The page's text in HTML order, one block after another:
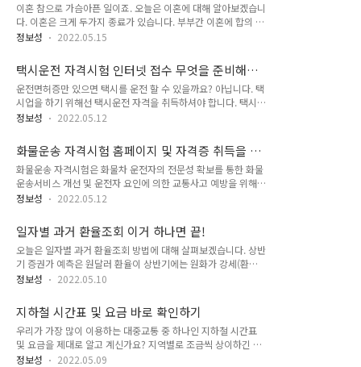
이혼 참으로 가슴아픈 일이죠. 오늘은 이혼에 대해 알아보겠습니
다. 이혼은 크게 두가지 종료가 있습니다. 부부간 이혼에 합의 후
진행하는 협의이혼과 합의가 이뤄지지 않는 경우 재판상 이혼을
문에 어느 한사람의 일방적인 청구에 의해 법원재판까지 가는 경
우가 많습니다. 어떻든 이러한 일을 겪고 있는 당사자들에겐 가
슴 아픈 일이 아닐 수 없습니다. 1. 협의이혼 부부 사이에 이혼하
려는 의사가 있고 법원에 이혼신청 후 일정 기간이 지난다면 법
원의 확인을 받아 행정관청에 이혼신고를 하면 이혼의 효력이 발
있는 경우에는 자녀의 양육과 친권에 관한 사항을 부부가 합의해
서 정해야 되고 그 협의서 법원에..
정보성 2022.05.15
택시운전 자격시험 인터넷 접수 무엇을 준비해야
하나?
운전면허증만 있으면 택시를 운전 할 수 있을까요? 아닙니다. 택
시업을 하기 위해선 택시운전 자격을 취득하셔야 합니다. 택시운
전자격은 일반택시운송사업, 개인택시운송사업 및 수요응답형
고자 하는 사람이 반드시 취득해야하는 국가자격 입니다. 관련
법규 근거는 여객자동차 운수사업법 제24조 제 2항 등에 해당되
며 한국교통안전공단이 주관하여 시행하는 '택시운전 자격시
험'에 응시, 합격하여야만 유효하게 자격을 수여받을 수가 있습
니다. 자격 취득 대상자 앞서 이야기 했지만 일반택시운송사업,
사용하는 경우만 해당)에 종사하고자 하는 사람입니다. 시험과
목 및 합격기준 시험은 총 4개 과목 각 20문항, 총 ..
정보성 2022.05.12
화물운송 자격시험 홈페이지 및 자격증 취득을 위
한 모든 것!
화물운송 자격시험은 화물차 운전자의 전문성 확보를 통한 화물
운송서비스 개선 및 운전자 요인에 의한 교통사고 예방을 위해
도입된 제도로 화물자동차 운수사업법 제8조 제1항 제3호 및 제
해야 하는 자격입니다. 여기서 말하는 사업용, 영업용 화물자동
차는 다음을 뜻합니다. ① 타인의 운송수요에 부응하여 운송서
비스를 제공하고 그에 대한 대가를 받는 “유상운송”을 목적으로
등록하는 화물자동차 ② 화물자동차에 사업용 노란색 차량 번호
판을 장착한 차량 응시조건 1. 제1종 운전면허 또는 제2종 보통
실 수 있습니다. 3. 일정기간 이상의 운전경력을 가지고 있어야
합니다. 1) 자가용: 2년 이상(..
정보성 2022.05.12
일자별 과거 환율조회 이거 하나면 끝!
오늘은 일자별 과거 환율조회 방법에 대해 살펴보겠습니다. 상반
기 증권가 예측은 원달러 환율이 상반기에는 원화가 강세(환율
하락)를 보이다가, 하반기에는 약세 전환 즉 환율 상승하는 ‘상저
내내 치솟고 있습니다. 특히 작년에 글로벌 인플레이션, 헝다 사
태, 국제 유가 등 갖가지 악재가 터졌을 당시 환율은 14개월 만
에 1190원을 돌파했다가, 이후 하락 전환하며 1170~1180원대
에서 올해 러시아 전쟁을 계기로 환율은 계속 오르고 있습니다.
미국에서 물가 상승이 장기화되고 있고, 중앙은행의 긴축 정책으
정보성 2022.05.10
지하철 시간표 및 요금 바로 확인하기
우리가 가장 많이 이용하는 대중교통 중 하나인 지하철 시간표
및 요금을 제대로 알고 계신가요? 지역별로 조금씩 상이하긴 한
데 서울의 경우 지하철 운임은 수도권 전철 전 구간을 일원화하
정보성 2022.05.09